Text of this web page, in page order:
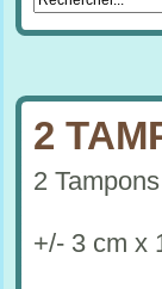
2
2
+/- 3 cm x